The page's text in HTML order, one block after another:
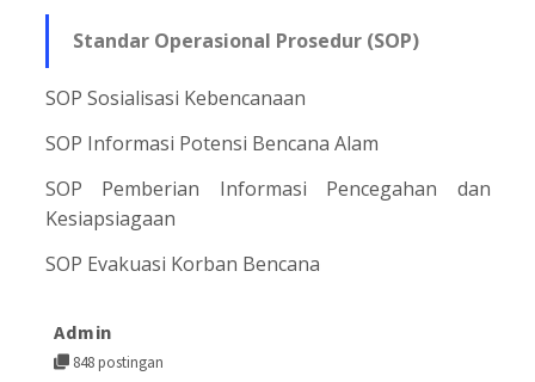
Standar Operasional Prosedur (SOP)
SOP Sosialisasi Kebencanaan
SOP Informasi Potensi Bencana Alam
SOP Pemberian Informasi Pencegahan dan
Kesiapsiagaan
SOP Evakuasi Korban Bencana
Admin
848 postingan